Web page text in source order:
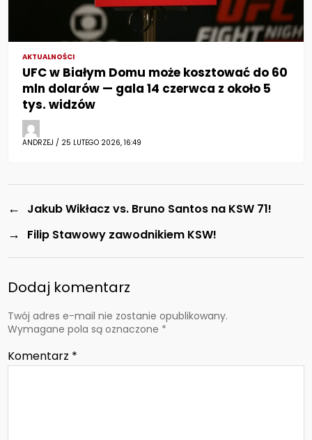
AKTUALNOŚCI
UFC w Białym Domu może kosztować do 60
mln dolarów — gala 14 czerwca z około 5
tys. widzów
ANDRZEJ / 25 LUTEGO 2026, 16:49
← Jakub Wikłacz vs. Bruno Santos na KSW 71!
→ Filip Stawowy zawodnikiem KSW!
Dodaj komentarz
Twój adres e-mail nie zostanie opublikowany.
Wymagane pola są oznaczone *
Komentarz *